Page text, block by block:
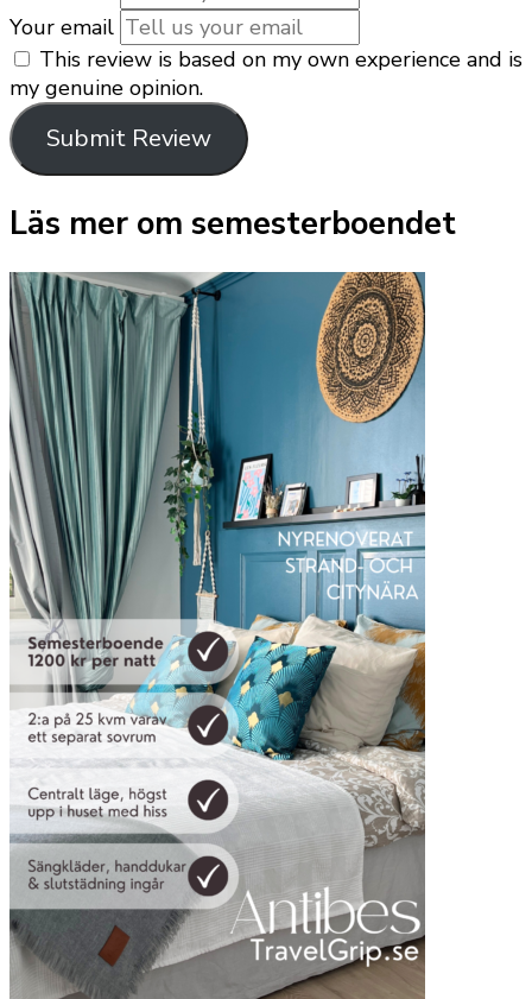
Your email
This review is based on my own experience and is
my genuine opinion.
Submit Review
Läs mer om semesterboendet